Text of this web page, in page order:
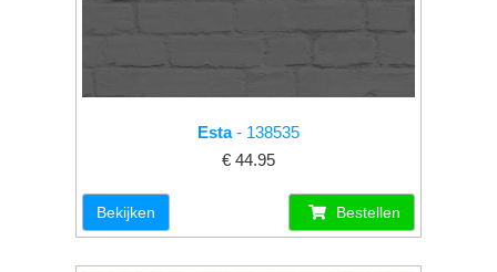
Esta- 138535
€ 44.95
Bekijken Bestellen